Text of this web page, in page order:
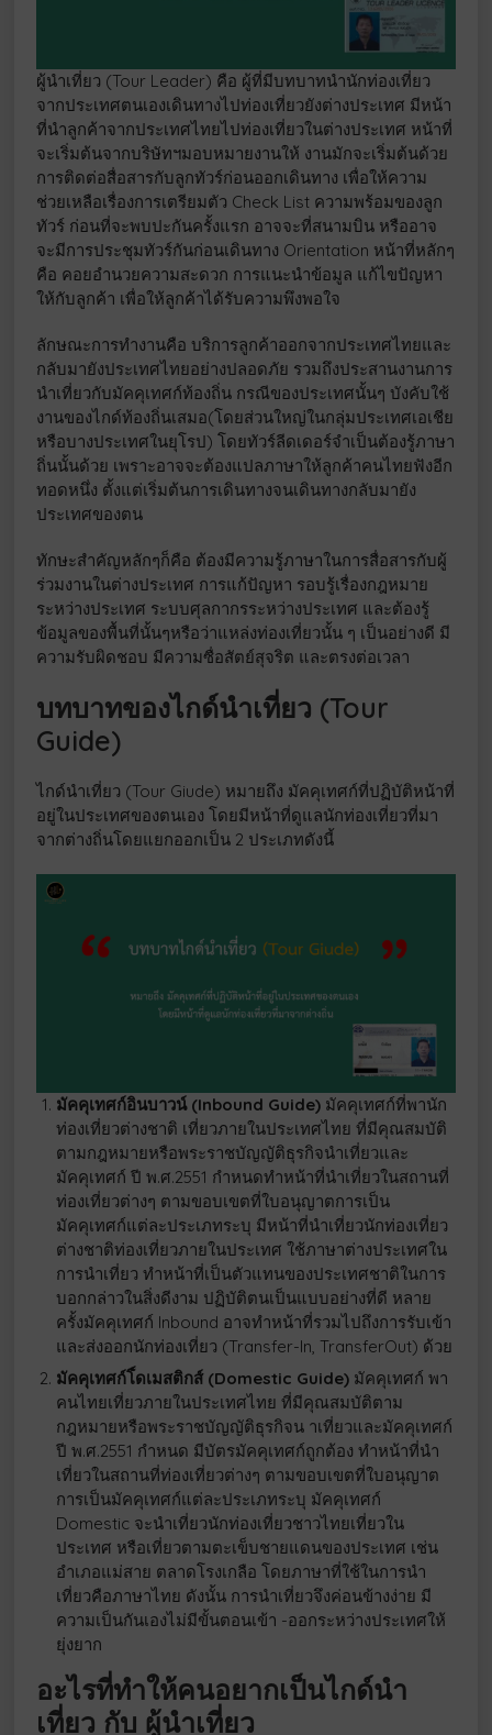
ผู้นำเที่ยว (Tour Leader) คือ ผู้ที่มีบทบาทนำนักท่องเที่ยว
จากประเทศตนเองเดินทางไปท่องเที่ยวยังต่างประเทศ มีหน้า
ที่นำลูกค้าจากประเทศไทยไปท่องเที่ยวในต่างประเทศ หน้าที่
จะเริ่มต้นจากบริษัทฯมอบหมายงานให้ งานมักจะเริ่มต้นด้วย
การติดต่อสื่อสารกับลูกทัวร์ก่อนออกเดินทาง เพื่อให้ความ
ช่วยเหลือเรื่องการเตรียมตัว Check List ความพร้อมของลูก
ทัวร์ ก่อนที่จะพบปะกันครั้งแรก อาจจะที่สนามบิน หรืออาจ
จะมีการประชุมทัวร์กันก่อนเดินทาง Orientation หน้าที่หลักๆ
คือ คอยอำนวยความสะดวก การแนะนำข้อมูล แก้ไขปัญหา
ให้กับลูกค้า เพื่อให้ลูกค้าได้รับความพึงพอใจ
ลักษณะการทำงานคือ บริการลูกค้าออกจากประเทศไทยและ
กลับมายังประเทศไทยอย่างปลอดภัย รวมถึงประสานงานการ
นำเที่ยวกับมัคคุเทศก์ท้องถิ่น กรณีของประเทศนั้นๆ บังคับใช้
งานของไกด์ท้องถิ่นเสมอ(โดยส่วนใหญ่ในกลุ่มประเทศเอเชีย
หรือบางประเทศในยุโรป) โดยทัวร์ลีดเดอร์จำเป็นต้องรู้ภาษา
ถิ่นนั้นด้วย เพราะอาจจะต้องแปลภาษาให้ลูกค้าคนไทยฟังอีก
ทอดหนึ่ง ตั้งแต่เริ่มต้นการเดินทางจนเดินทางกลับมายัง
ประเทศของตน
ทักษะสำคัญหลักๆก็คือ ต้องมีความรู้ภาษาในการสื่อสารกับผู้
ร่วมงานในต่างประเทศ การแก้ปัญหา รอบรู้เรื่องกฎหมาย
ระหว่างประเทศ ระบบศุลกากรระหว่างประเทศ และต้องรู้
ข้อมูลของพื้นที่นั้นๆหรือว่าแหล่งท่องเที่ยวนั้น ๆ เป็นอย่างดี มี
ความรับผิดชอบ มีความซื่อสัตย์สุจริต และตรงต่อเวลา
บทบาทของไกด์นำเที่ยว (Tour
Guide)
ไกด์นำเที่ยว (Tour Giude) หมายถึง มัคคุเทศก์ที่ปฏิบัติหน้าที่
อยู่ในประเทศของตนเอง โดยมีหน้าที่ดูแลนักท่องเที่ยวที่มา
จากต่างถิ่นโดยแยกออกเป็น 2 ประเภทดังนี้
มัคคุเทศก์อินบาวน์ (Inbound Guide) มัคคุเทศก์ที่พานัก
ท่องเที่ยวต่างชาติ เที่ยวภายในประเทศไทย ที่มีคุณสมบัติ
ตามกฎหมายหรือพระราชบัญญัติธุรกิจนำเที่ยวและ
มัคคุเทศก์ ปี พ.ศ.2551 กำหนดทำหน้าที่นำเที่ยวในสถานที่
ท่องเที่ยวต่างๆ ตามขอบเขตที่ใบอนุญาตการเป็น
มัคคุเทศก์แต่ละประเภทระบุ มีหน้าที่นำเที่ยวนักท่องเที่ยว
ต่างชาติท่องเที่ยวภายในประเทศ ใช้ภาษาต่างประเทศใน
การนำเที่ยว ทำหน้าที่เป็นตัวแทนของประเทศชาติในการ
บอกกล่าวในสิ่งดีงาม ปฏิบัติตนเป็นแบบอย่างที่ดี หลาย
ครั้งมัคคุเทศก์ Inbound อาจทำหน้าที่รวมไปถึงการรับเข้า
และส่งออกนักท่องเที่ยว (Transfer-In, TransferOut) ด้วย
มัคคุเทศก์โ์ดเมสติกส์ (Domestic Guide) มัคคุเทศก์ พา
คนไทยเที่ยวภายในประเทศไทย ที่มีคุณสมบัติตาม
กฎหมายหรือพระราชบัญญัติธุรกิจน าเที่ยวและมัคคุเทศก์
ปี พ.ศ.2551 กำหนด มีบัตรมัคคุเทศก์ถูกต้อง ทำหน้าที่นำ
เที่ยวในสถานที่ท่องเที่ยวต่างๆ ตามขอบเขตที่ใบอนุญาต
การเป็นมัคคุเทศก์แต่ละประเภทระบุ มัคคุเทศก์
Domestic จะนำเที่ยวนักท่องเที่ยวชาวไทยเที่ยวใน
ประเทศ หรือเที่ยวตามตะเข็บชายแดนของประเทศ เช่น
อำเภอแม่สาย ตลาดโรงเกลือ โดยภาษาที่ใช้ในการนำ
เที่ยวคือภาษาไทย ดังนั้น การนำเที่ยวจึงค่อนข้างง่าย มี
ความเป็นกันเองไม่มีขั้นตอนเข้า -ออกระหว่างประเทศให้
ยุ่งยาก
อะไรที่ทำให้คนอยากเป็นไกด์นำ
เที่ยว กับ ผู้นำเที่ยว